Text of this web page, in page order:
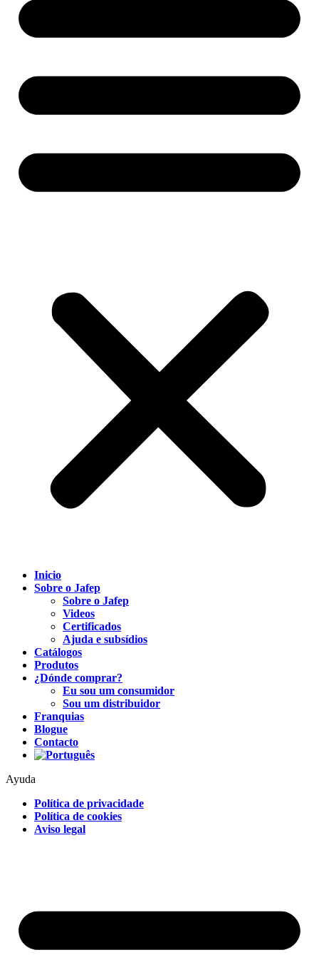
Inicio
Sobre o Jafep
Sobre o Jafep
Videos
Certificados
Ajuda e subsídios
Catálogos
Produtos
¿Dónde comprar?
Eu sou um consumidor
Sou um distribuidor
Franquias
Blogue
Contacto
Ayuda
Política de privacidade
Política de cookies
Aviso legal